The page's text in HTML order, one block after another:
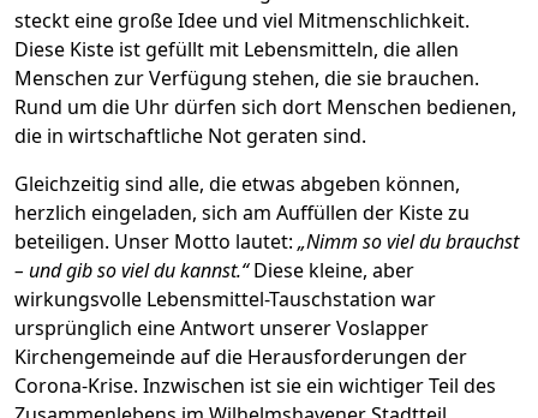
steckt eine große Idee und viel Mitmenschlichkeit.
Diese Kiste ist gefüllt mit Lebensmitteln, die allen
Menschen zur Verfügung stehen, die sie brauchen.
Rund um die Uhr dürfen sich dort Menschen bedienen,
die in wirtschaftliche Not geraten sind.
Gleichzeitig sind alle, die etwas abgeben können,
herzlich eingeladen, sich am Auffüllen der Kiste zu
beteiligen. Unser Motto lautet:„Nimm so viel du brauchst
– und gib so viel du kannst.“Diese kleine, aber
wirkungsvolle Lebensmittel-Tauschstation war
ursprünglich eine Antwort unserer Voslapper
Kirchengemeinde auf die Herausforderungen der
Corona-Krise. Inzwischen ist sie ein wichtiger Teil des